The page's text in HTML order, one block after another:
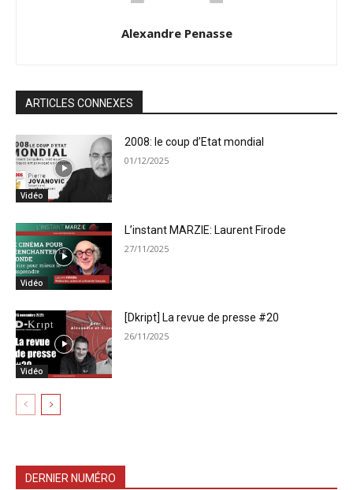
Alexandre Penasse
ARTICLES CONNEXES
Vidéo
2008: le coup d’Etat mondial
01/12/2025
Vidéo
L’instant MARZIE: Laurent Firode
27/11/2025
Vidéo
[Dkript] La revue de presse #20
26/11/2025
DERNIER NUMÉRO